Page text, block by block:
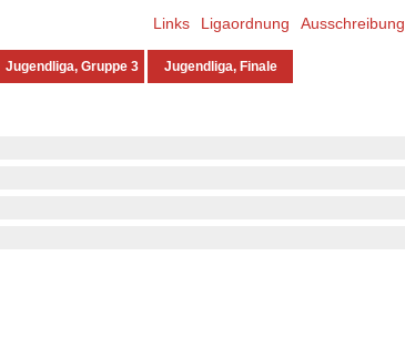
Links Ligaordnung Ausschreibung
Jugendliga, Gruppe 3 Jugendliga, Finale